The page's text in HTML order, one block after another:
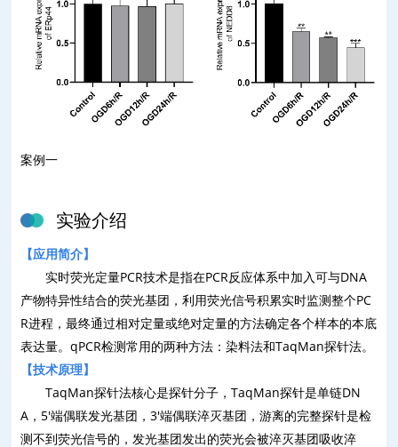
案例一
实验介绍
【应用简介】
实时荧光定量PCR技术是指在PCR反应体系中加入可与DNA
产物特异性结合的荧光基团，利用荧光信号积累实时监测整个PC
R进程，最终通过相对定量或绝对定量的方法确定各个样本的本底
表达量。qPCR检测常用的两种方法：染料法和TaqMan探针法。
【技术原理】
TaqMan探针法核心是探针分子，TaqMan探针是单链DN
A ， 5'端偶联发光基团，3'端偶联淬灭基团，游离的完整探针是检
测不到荧光信号的，发光基团发出的荧光会被淬灭基团吸收淬